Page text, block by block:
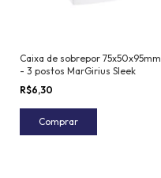
Caixa de sobrepor 75x50x95mm
- 3 postos MarGirius Sleek
R$6,30
Comprar